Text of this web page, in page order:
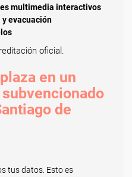
multimedia interactivos
evacuación
oficial.
en un
de
tus datos. Esto es